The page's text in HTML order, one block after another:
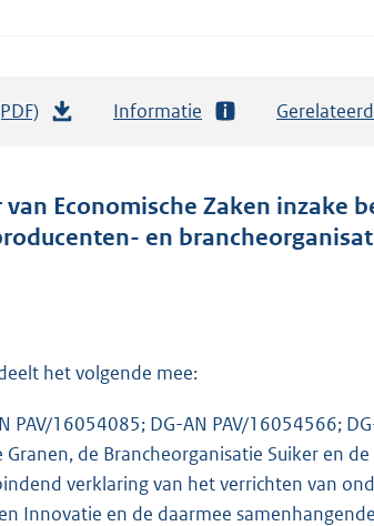
t
a
r
o
Informatie Gerelateerd
Economische Zaken inzake
en
het volgende mee:
PAV/16054085; DG-AN PAV/16054566;
de Brancheorganisatie Suiker en
verklaring van het verrichten van
Innovatie en de daarmee